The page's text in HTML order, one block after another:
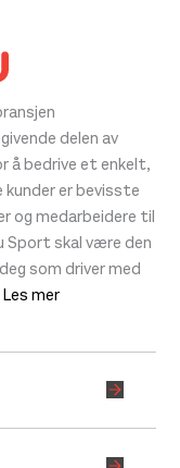
delen av
å bedrive et enkelt,
kunder er bevisste
og medarbeidere til
skal være den
som driver med
mer